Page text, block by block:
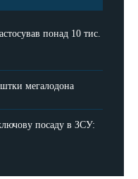
понад 10 тис.
мегалодона
посаду в ЗСУ: